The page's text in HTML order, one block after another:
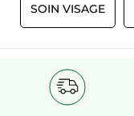
SOIN VISAGE